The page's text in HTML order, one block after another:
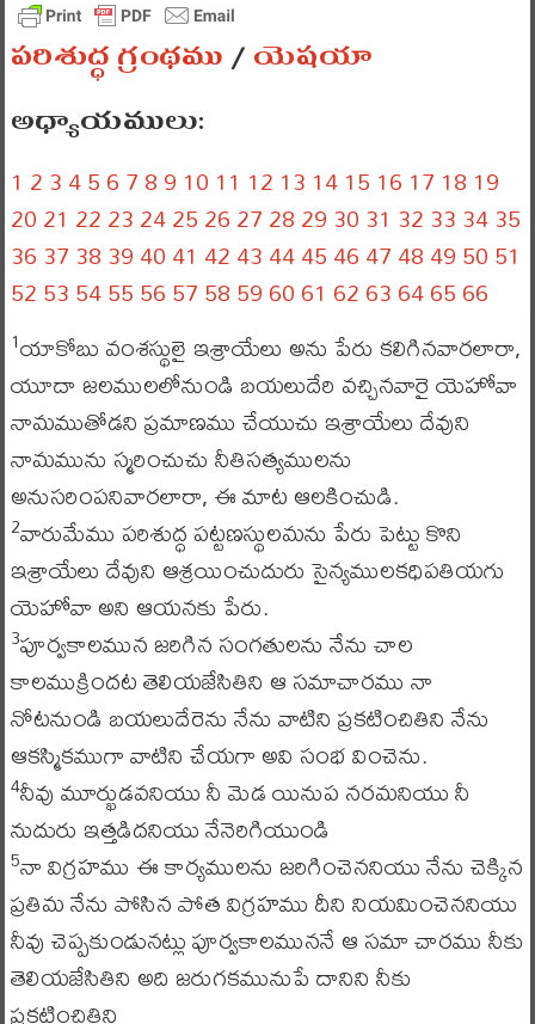
పరిశుద్ధ గ్రంథము/యెషయా
అధ్యాయములు:
1 23456789 10 11 12 13 1415 16 17 18 19
2021 22232425262728293031 32333435
363738394041 42434445464748495051
52535455565758596061 6263646566
1యాకోబు వంశస్థులై ఇశ్రాయేలు అను పేరు కలిగినవారలారా,
యూదా జలములలోనుండి బయలుదేరి వచ్చినవారై యెహోవా
నామముతోడని ప్రమాణము చేయుచు ఇశ్రాయేలు దేవుని
నామమును స్మరించుచు నీతిసత్యములను
అనుసరింపనివారలారా, ఈ మాట ఆలకించుడి.
2వారుమేము పరిశుద్ధ పట్టణస్థులమను పేరు పెట్టు కొని
ఇశ్రాయేలు దేవుని ఆశ్రయించుదురు సైన్యములకధిపతియగు
యెహోవా అని ఆయనకు పేరు.
3పూర్వకాలమున జరిగిన సంగతులను నేను చాల
కాలముక్రిందట తెలియజేసితిని ఆ సమాచారము నా
నోటనుండి బయలుదేరెను నేను వాటిని ప్రకటించితిని నేను
ఆకస్మికముగా వాటిని చేయగా అవి సంభ వించెను.
4నీవు మూర్ఖుడవనియు నీ మెడ యినుప నరమనియు నీ
నుదురు ఇత్తడిదనియు నేనెరిగియుండి
5నా విగ్రహము ఈ కార్యములను జరిగించెననియు నేను చెక్కిన
ప్రతిమ నేను పోసిన పోత విగ్రహము దీని నియమించెననియు
నీవు చెప్పకుండునట్లు పూర్వకాలముననే ఆ సమా చారము నీకు
తెలియజేసితిని అది జరుగకమునుపే దానిని నీకు
ప్రకటించితిని